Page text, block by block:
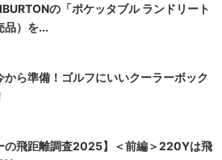
の「ポケッタブル ランドリート
品）を...
から準備！ゴルフにいいクーラーボック
の飛距離調査2025】＜前編＞220Yは飛